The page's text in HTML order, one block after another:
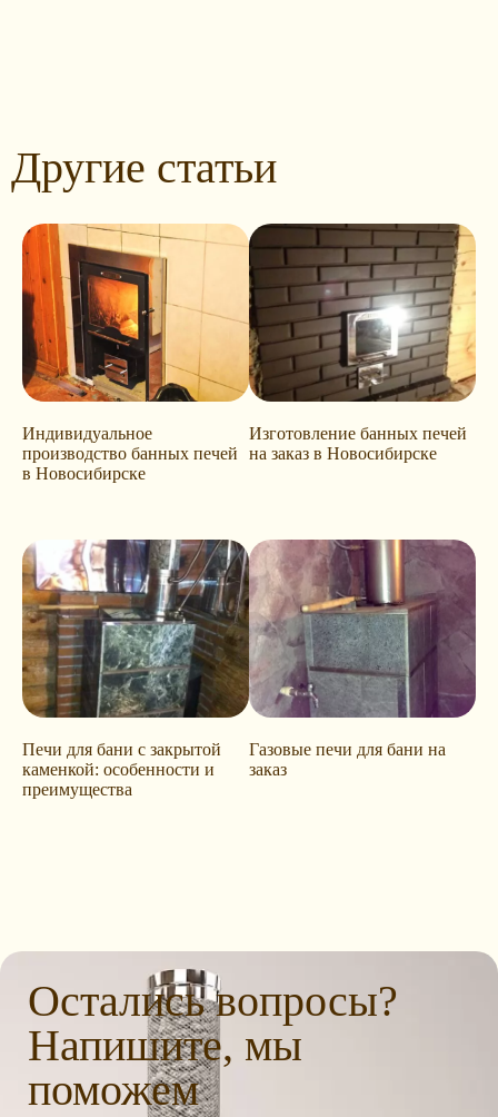
Другие статьи
Индивидуальное
производство банных печей
в Новосибирске
Изготовление банных печей
на заказ в Новосибирске
Печи для бани с закрытой
каменкой: особенности и
преимущества
Газовые печи для бани на
заказ
Остались вопросы?
Напишите, мы
поможем